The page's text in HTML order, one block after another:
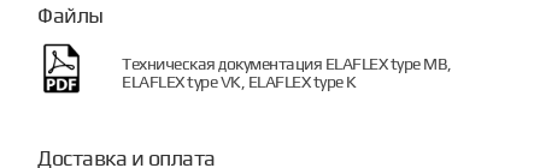
Файлы
Техническая документация ELAFLEX type MB,
ELAFLEX type VK, ELAFLEX type K
Доставка и оплата